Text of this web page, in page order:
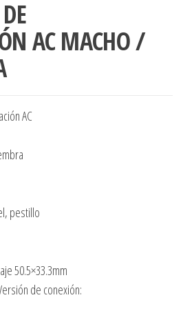
AC MACHO /
AC
pestillo
50.5×33.3mm
de conexión: